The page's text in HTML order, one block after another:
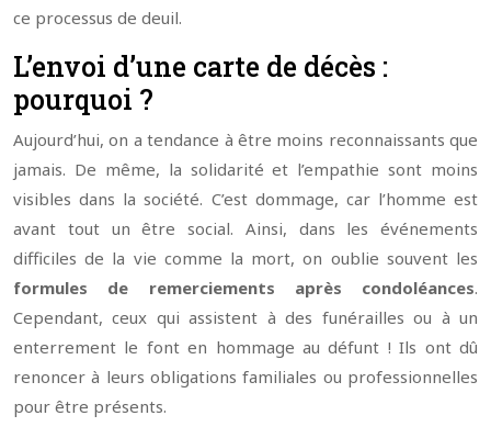
ce processus de deuil.
L’envoi d’une carte de décès :
pourquoi ?
Aujourd’hui, on a tendance à être moins reconnaissants que
jamais. De même, la solidarité et l’empathie sont moins
visibles dans la société. C’est dommage, car l’homme est
avant tout un être social. Ainsi, dans les événements
difficiles de la vie comme la mort, on oublie souvent les
formules de remerciements après condoléances.
Cependant, ceux qui assistent à des funérailles ou à un
enterrement le font en hommage au défunt ! Ils ont dû
renoncer à leurs obligations familiales ou professionnelles
pour être présents.